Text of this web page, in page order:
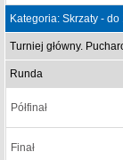
Kategoria: Skrzaty -
Turniej główny.
Runda
Półfinał
Finał